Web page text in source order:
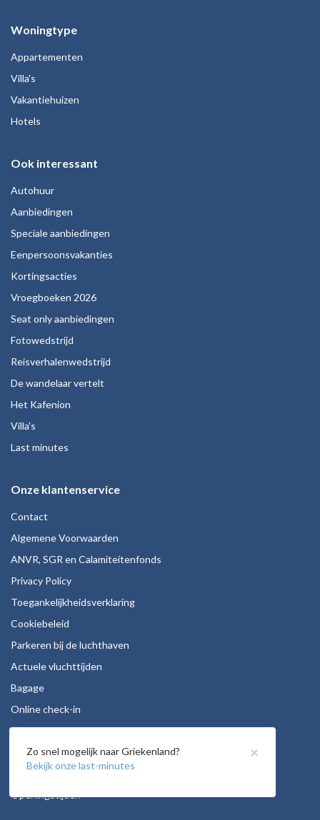
Woningtype
Appartementen
Villa's
Vakantiehuizen
Hotels
Ook interessant
Autohuur
Aanbiedingen
Speciale aanbiedingen
Eenpersoonsvakanties
Kortingsacties
Vroegboeken 2026
Seat only aanbiedingen
Fotowedstrijd
Reisverhalenwedstrijd
De wandelaar vertelt
Het Kafenion
Villa's
Last minutes
Onze klantenservice
Contact
Algemene Voorwaarden
ANVR, SGR en Calamiteitenfonds
Privacy Policy
Toegankelijkheidsverklaring
Cookiebeleid
Parkeren bij de luchthaven
Actuele vluchttijden
Bagage
Online check-in
Stoelreservering
Autohuur
Vacatures
Openingstijden
×
Zo snel mogelijk naar Griekenland?
Bekijk onze last-minutes